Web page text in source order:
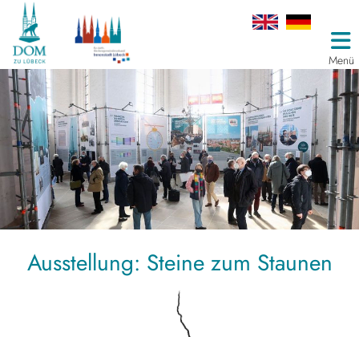
Menü
Ausstellung: Steine zum Staunen